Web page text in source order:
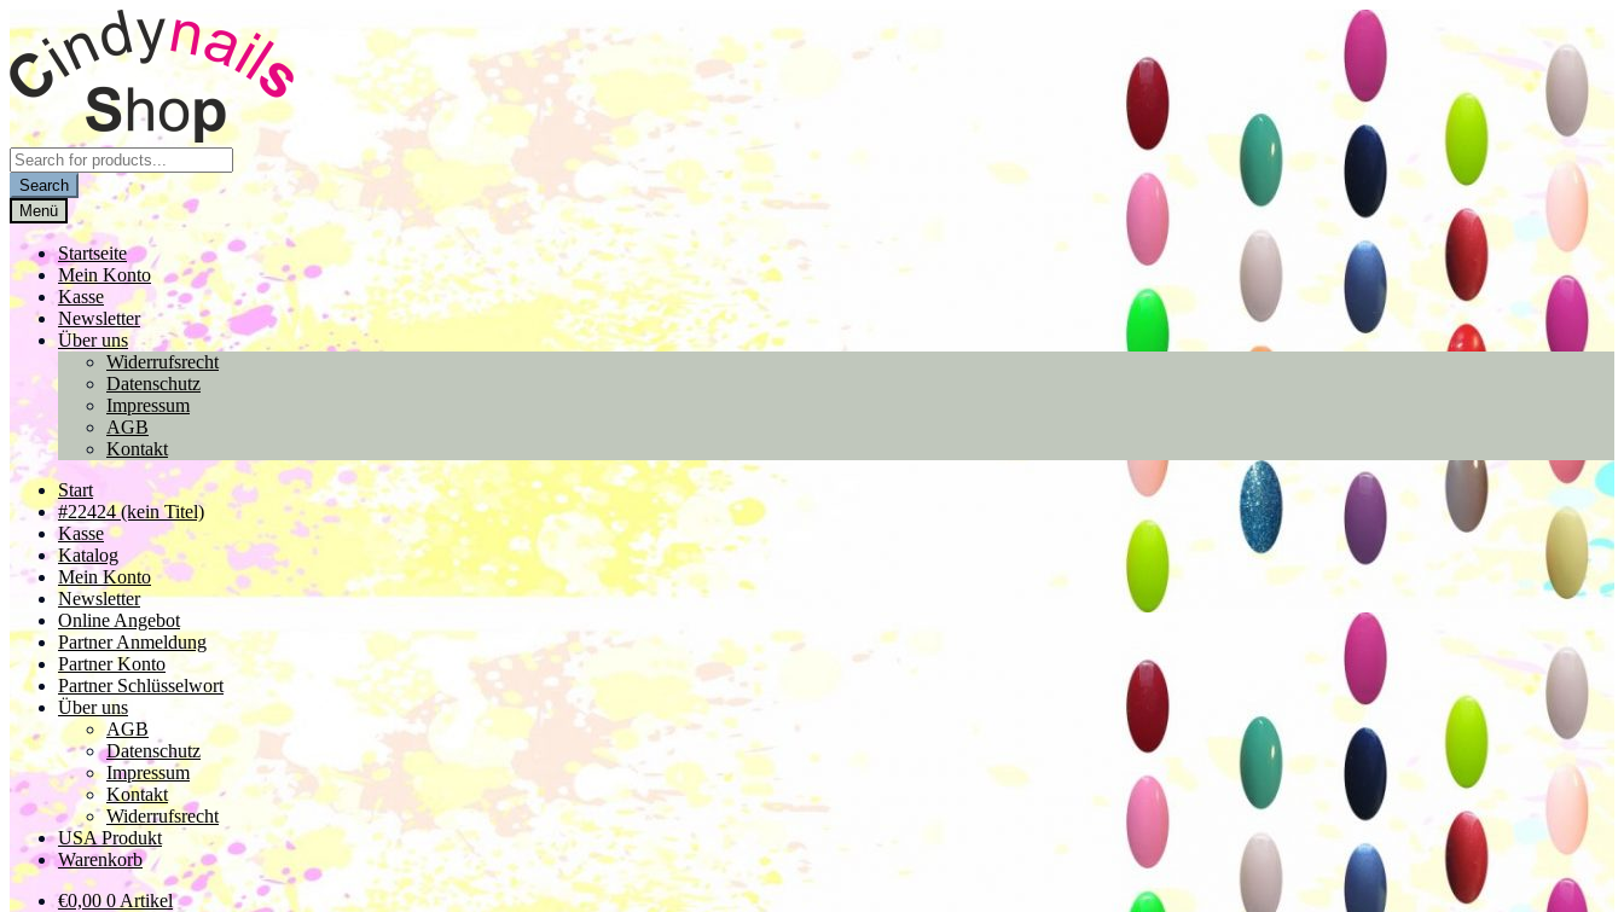
Navigation
springen
Inhalt
springen
Products
search
Search
Menü
Startseite
Mein Konto
Kasse
Newsletter
Über uns
Widerrufsrecht
Datenschutz
Impressum
AGB
Kontakt
Start
#22424 (kein Titel)
Kasse
Katalog
Mein Konto
Newsletter
Online Angebot
Partner Anmeldung
Partner Konto
Partner Schlüsselwort
Über uns
AGB
Datenschutz
Impressum
Kontakt
Widerrufsrecht
USA Produkt
Warenkorb
€0,00 0 Artikel